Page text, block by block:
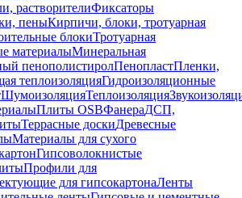
растворителиФиксаторы
пеныКирпичи, блоки, тротуарная
блокиТротуарная
материалыМинеральная
пенополистиролПенопластПленки,
теплоизоляцияГидроизоляционные
ШумоизоляцияТеплоизоляция
Плиты OSBФанераДСП,
Террасные доскиДревесные
Материалы для сухого
Гипсоволокнистые
Профили для
для гипсокартонаЛенты